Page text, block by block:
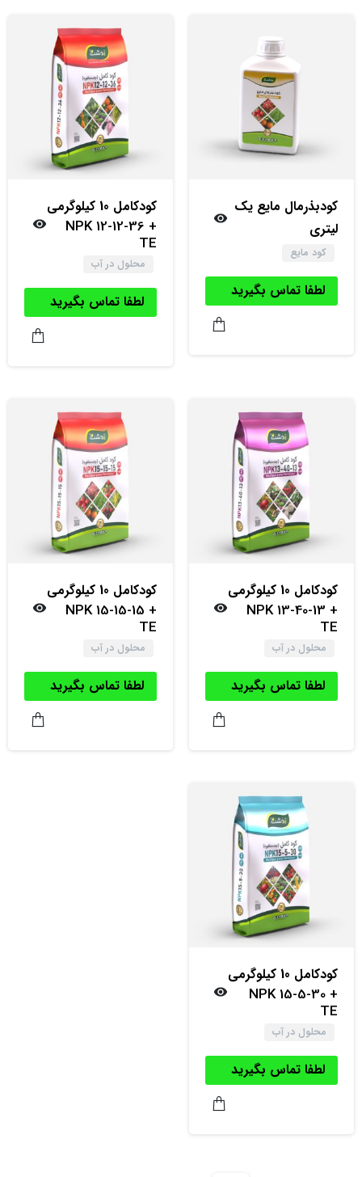
کود‌بذرمال مایع یک
لیتری
کود مایع
لطفا تماس بگیرید
کود‌کامل 10 کیلوگرمی
NPK 12-12-36 +
TE
محلول در آب
لطفا تماس بگیرید
کود‌کامل 10 کیلوگرمی
NPK 13-40-13 +
TE
محلول در آب
لطفا تماس بگیرید
کود‌کامل 10 کیلوگرمی
NPK 15-15-15 +
TE
محلول در آب
لطفا تماس بگیرید
کود‌کامل 10 کیلوگرمی
NPK 15-5-30 +
TE
محلول در آب
لطفا تماس بگیرید